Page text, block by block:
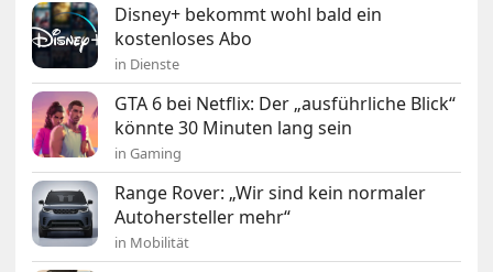
Disney+ bekommt wohl bald ein
kostenloses Abo
in Dienste
GTA 6 bei Netflix: Der „ausführliche Blick“
könnte 30 Minuten lang sein
in Gaming
Range Rover: „Wir sind kein normaler
Autohersteller mehr“
in Mobilität